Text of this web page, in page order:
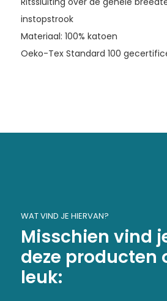
instopstrook
Materiaal: 100% katoen
Oeko-Tex Standard 100
WAT VIND JE HIERVAN?
Misschien vind
deze producten
leuk: